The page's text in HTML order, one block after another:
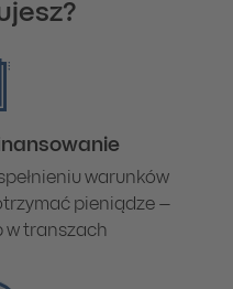
warunków
pieniądze –
w transzach